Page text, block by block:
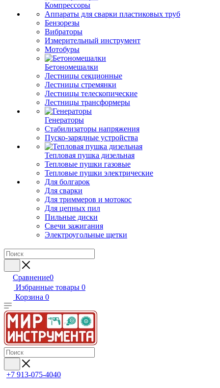
Компрессоры
Аппараты для сварки пластиковых труб
Бензорезы
Вибраторы
Измерительный инструмент
Мотобуры
Бетономешалки
Лестницы секционные
Лестницы стремянки
Лестницы телескопические
Лестницы трансформеры
Генераторы
Стабилизаторы напряжения
Пуско-зарядные устройства
Тепловая пушка дизельная
Тепловые пушки газовые
Тепловые пушки электрические
Для болгарок
Для сварки
Для триммеров и мотокос
Для цепных пил
Пильные диски
Свечи зажигания
Электроугольные щетки
Сравнение0
Избранные товары 0
Корзина 0
+7 913-075-4040